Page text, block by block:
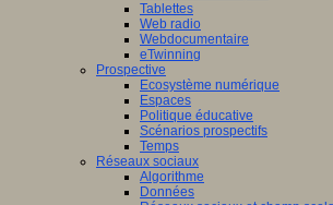
Tablettes
Web radio
Webdocumentaire
eTwinning
Prospective
Ecosystème numérique
Espaces
Politique éducative
Scénarios prospectifs
Temps
Réseaux sociaux
Algorithme
Données